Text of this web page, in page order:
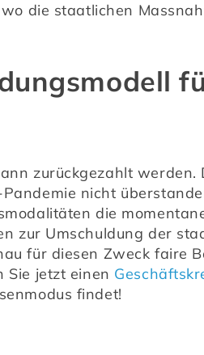
die staatlichen
zurückgezahlt
nicht
die
zur Umschuldung der
für diesen Zweck faire
Sie jetzt einen
findet!